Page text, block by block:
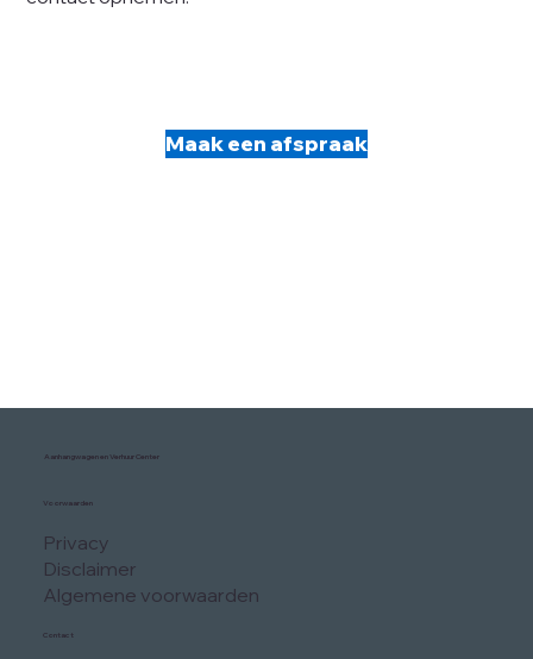
Maak een afspraak
Aanhangwagen en Verhuur Center
Voorwaarden
Privacy
Disclaimer
Algemene voorwaarden
Contact